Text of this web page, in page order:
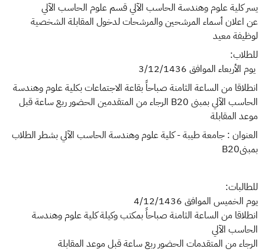
يسر كلية علوم وهندسة الحاسب الآلي قسم علوم الحاسب الآلي
عن اعلان أسماء المرشحين والمرشحات لدخول المقابلة الشخصية
لوظيفة معيد
للطلاب:
يوم الأربعاء الموافق 3/12/1436
انطلاقا من الساعة الثامنة صباحاً بقاعة الاجتماعات بكلية علوم وهندسة
الحاسب الآلي بمبنى B20 الرجاء من المتقدمين الحضور ربع ساعة قبل
موعد المقابلة
العنوان : جامعة طيبة - كلية علوم وهندسة الحاسب الآلي بشطر الطلاب
بمبنىB20
للطالبات:
يوم الخميس الموافق 4/12/1436​
انطلاقا من الساعة الثامنة صباحاً بمكتب وكيلة كلية علوم وهندسة
الحاسب الآلي
الرجاء من المتقدمات الحضور ربع ساعة قبل موعد المقابلة